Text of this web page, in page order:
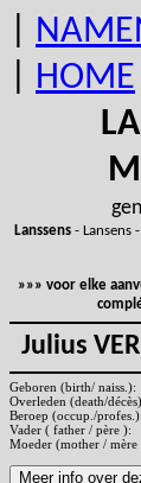
HOME
Lanssens- Lansens
»»» voor elke
Julius
Geboren (birth/ naiss.):
Overleden (death/
Beroep (occup./profes.):
Vader ( father / père ):
Moeder (mother / mère